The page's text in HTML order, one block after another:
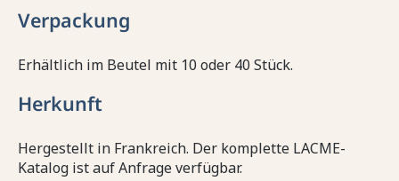
Verpackung
Erhältlich im Beutel mit 10 oder 40 Stück.
Herkunft
Hergestellt in Frankreich. Der komplette LACME-
Katalog ist auf Anfrage verfügbar.